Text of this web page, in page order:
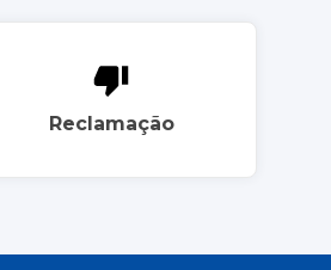
Reclamação